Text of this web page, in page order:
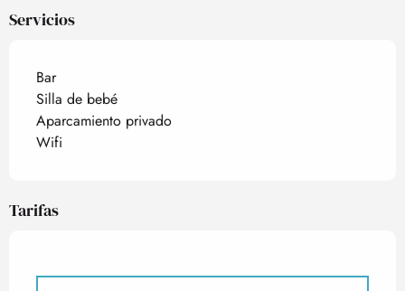
Servicios
Bar
Silla de bebé
Aparcamiento privado
Wifi
Tarifas